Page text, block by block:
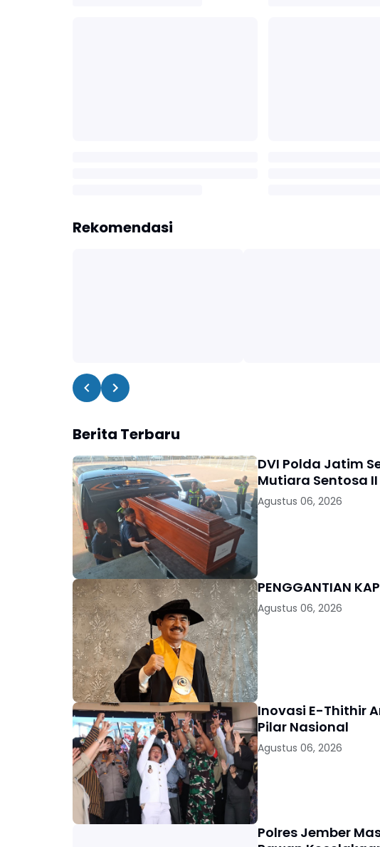
Rekomendasi
Berita Terbaru
DVI Polda Jatim
Mutiara Sentosa II
Agustus 06, 2026
Agustus 06, 2026
Inovasi E-Thithir
Pilar Nasional
Agustus 06, 2026
Polres Jember